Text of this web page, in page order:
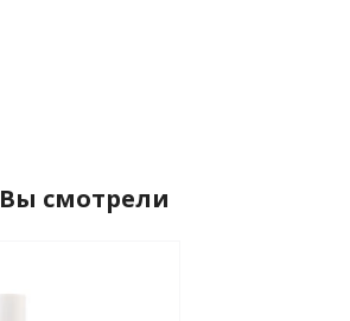
Вы смотрели